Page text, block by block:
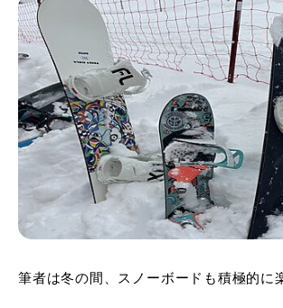
筆者は冬の間、スノーボードも積極的に